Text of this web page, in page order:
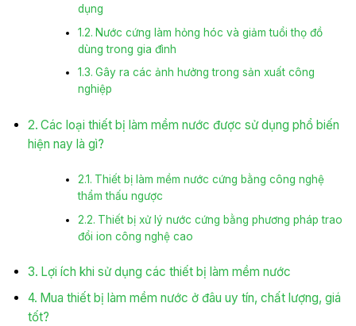
dụng
Nước cứng làm hỏng hóc và giảm tuổi thọ đồ
dùng trong gia đình
Gây ra các ảnh hưởng trong sản xuất công
nghiệp
Các loại thiết bị làm mềm nước được sử dụng phổ biến
hiện nay là gì?
Thiết bị làm mềm nước cứng bằng công nghệ
thẩm thấu ngược
Thiết bị xử lý nước cứng bằng phương pháp trao
đổi ion công nghệ cao
Lợi ích khi sử dụng các thiết bị làm mềm nước
Mua thiết bị làm mềm nước ở đâu uy tín, chất lượng, giá
tốt?